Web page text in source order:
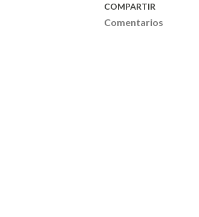
COMPARTIR
Comentarios